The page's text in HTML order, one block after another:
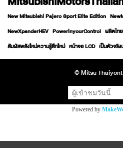
New Mitsubishi Pajero Sport Elite Edition
NewXpanderHEV PowerinyourControl ผลิตไท
สัมผัสพลังใหม่ความรู้สึกใหม่ หน้าจอ LCD เป็นตัวจริง
© Mitsu
ผู้เข้าชมวันนี้
Powered by